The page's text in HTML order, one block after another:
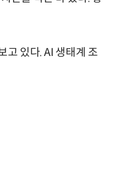
고 있다. AI 생태계 조